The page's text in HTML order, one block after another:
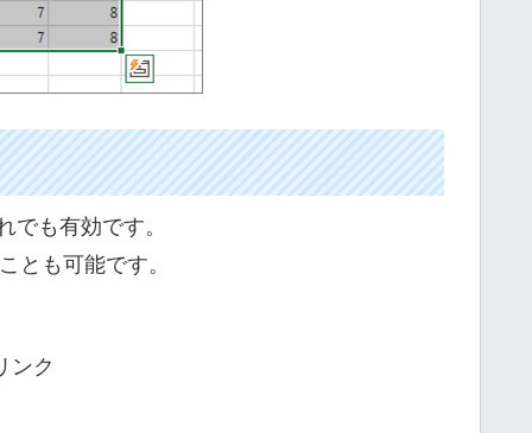
も有効です。
とも可能です。
ンク